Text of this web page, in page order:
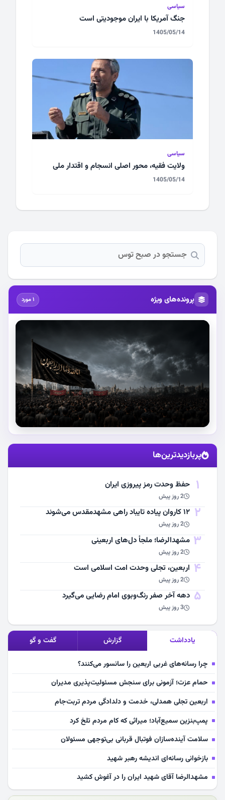
سیاسی
جنگ آمریکا با ایران موجودیتی است
1405/05/14
سیاسی
ولایت فقیه، محور اصلی انسجام و اقتدار ملی
1405/05/14
پرونده‌های ویژه 1 مورد
استقبال از آقای شهید ایران
مشاهده اخبار
پربازدیدترین‌ها
1 حفظ وحدت رمز پیروزی ایران
2 روز پیش
2 ۱۲ کاروان پیاده تایباد راهی مشهدمقدس می‌شوند
2 روز پیش
3 مشهد‌الرضا؛ ملجأ دل‌های اربعینی
2 روز پیش
4 اربعین، تجلی وحدت امت اسلامی است
2 روز پیش
5 دهه آخر صفر رنگ‌وبوی امام رضایی می‌گیرد
3 روز پیش
یادداشت گزارش گفت و گو
چرا رسانه‌های غربی اربعین را سانسور می‌کنند؟
حمام عزت؛ آزمونی برای سنجش مسئولیت‌پذیری مدیران
اربعین تجلی همدلی، خدمت و دلدادگی مردم تربت‌جام
پمپ‌بنزین سمیع‌آباد؛ میراثی که کام مردم تلخ کرد
سلامت آینده‌سازان فوتبال قربانی بی‌توجهی مسئولان
بازخوانی رسانه‌ای اندیشه رهبر شهید
مشهدالرضا آقای شهید ایران را در آغوش کشید
مکن ای صبح طلوع